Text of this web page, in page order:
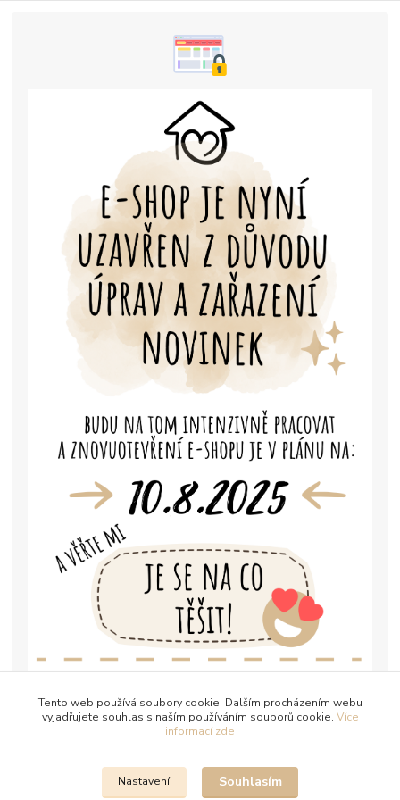
Tento web používá soubory cookie. Dalším procházením webu
vyjadřujete souhlas s naším používáním souborů cookie. Více
informací zde
Nastavení Souhlasím